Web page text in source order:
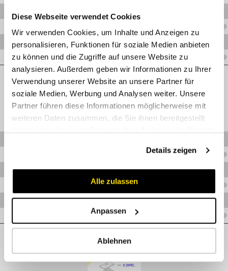
Diese Webseite verwendet Cookies
Wir verwenden Cookies, um Inhalte und Anzeigen zu
personalisieren, Funktionen für soziale Medien anbieten
zu können und die Zugriffe auf unsere Website zu
analysieren. Außerdem geben wir Informationen zu Ihrer
Verwendung unserer Website an unsere Partner für
soziale Medien, Werbung und Analysen weiter. Unsere
Partner führen diese Informationen möglicherweise mit
weiteren Daten zusammen, die Sie ihnen bereitgestellt
Details zeigen
Alle zulassen
Anpassen
Ablehnen
V.RD1P110VA
V.RD1P112VA
BG2 (12,7 - 18,0 mm)
V.RD1P215VA
V.RD1P217VA